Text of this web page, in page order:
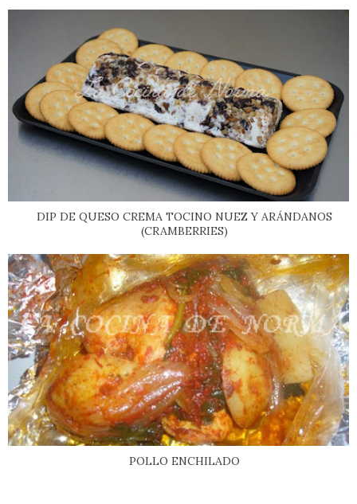
DIP DE QUESO CREMA TOCINO NUEZ Y ARÁNDANOS
(CRAMBERRIES)
POLLO ENCHILADO